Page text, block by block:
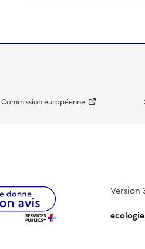
Commission européenne
Version